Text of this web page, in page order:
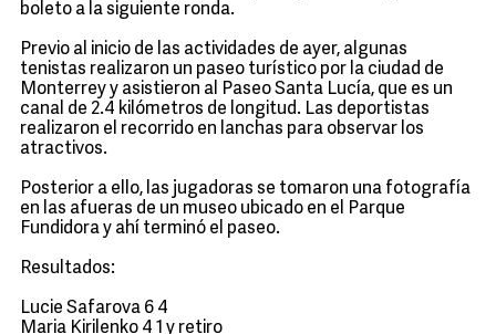
boleto a la siguiente ronda.
Previo al inicio de las actividades de ayer, algunas
tenistas realizaron un paseo turístico por la ciudad de
Monterrey y asistieron al Paseo Santa Lucía, que es un
canal de 2.4 kilómetros de longitud. Las deportistas
realizaron el recorrido en lanchas para observar los
atractivos.
Posterior a ello, las jugadoras se tomaron una fotografía
en las afueras de un museo ubicado en el Parque
Fundidora y ahí terminó el paseo.
Resultados:
Lucie Safarova 6 4
Maria Kirilenko 4 1 y retiro